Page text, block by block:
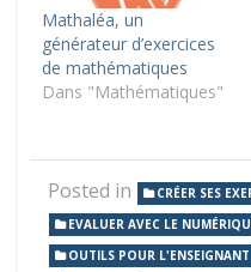
Mathaléa, un
générateur d’exercices
de mathématiques
Dans "Mathématiques"
Posted in CRÉER SES
EVALUER AVEC LE
OUTILS POUR L'ENSEIGNANT